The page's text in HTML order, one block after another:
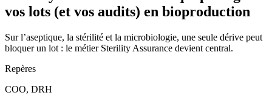
vos lots (et vos audits) en bioproduction
Sur l’aseptique, la stérilité et la microbiologie, une seule dérive peut
bloquer un lot : le métier Sterility Assurance devient central.
Repères
COO, DRH